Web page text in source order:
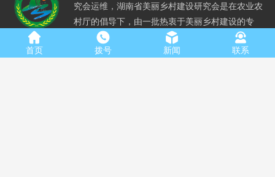
究会运维，湖南省美丽乡村建设研究会是在农业农
村厅的倡导下，由一批热衷于美丽乡村建设的专
家、教授以及一线工程技术人员共同发起成立的社
团组织，是专注于湖南美丽乡村建设的研究、宣传、培训、咨询等
首页 拨号 新闻 联系